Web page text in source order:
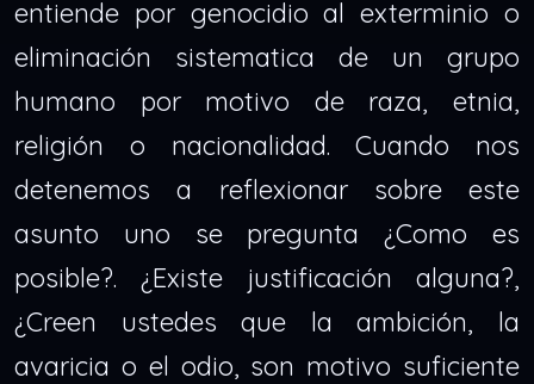
entiende por genocidio al exterminio o
eliminación sistematica de un grupo
humano por motivo de raza, etnia,
religión o nacionalidad. Cuando nos
detenemos a reflexionar sobre este
asunto uno se pregunta ¿Como es
posible?. ¿Existe justificación alguna?,
¿Creen ustedes que la ambición, la
avaricia o el odio, son motivo suficiente